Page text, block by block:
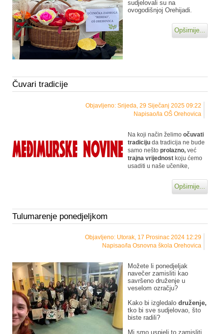
sudjelovali su na
ovogodišnjoj Orehijadi.
Opširnije...
Čuvari tradicije
Objavljeno: Srijeda, 29 Siječanj 2025 09:22
Napisao/la OŠ Orehovica
Na koji način želimo očuvati
tradiciju da tradicija ne bude
samo nešto prolazno, već
trajna vrijednost koju ćemo
usaditi u naše učenike,
Opširnije...
Tulumarenje ponedjeljkom
Objavljeno: Utorak, 17 Prosinac 2024 12:29
Napisao/la Osnovna škola Orehovica
Možete li ponedjeljak
navečer zamisliti kao
savršeno druženje u
veselom ozračju?
Kako bi izgledalo druženje,
tko bi sve sudjelovao, što
biste radili?
Mi smo uspjeli to zamisliti,